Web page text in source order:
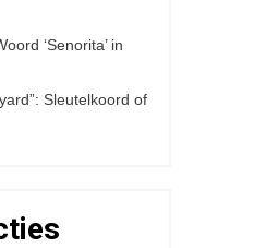
‘Senorita’ in
Sleutelkoord of